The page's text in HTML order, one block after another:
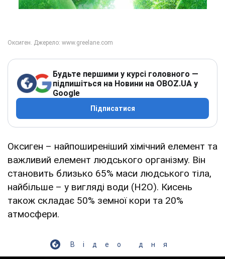
Будьте першими у курсі головного —
підпишіться на Новини на OBOZ.UA у
Google
Підписатися
Оксиген – найпоширеніший хімічний елемент та
важливий елемент людського організму. Він
становить близько 65% маси людського тіла,
найбільше – у вигляді води (H2O). Кисень
також складає 50% земної кори та 20%
атмосфери.
Відео дня